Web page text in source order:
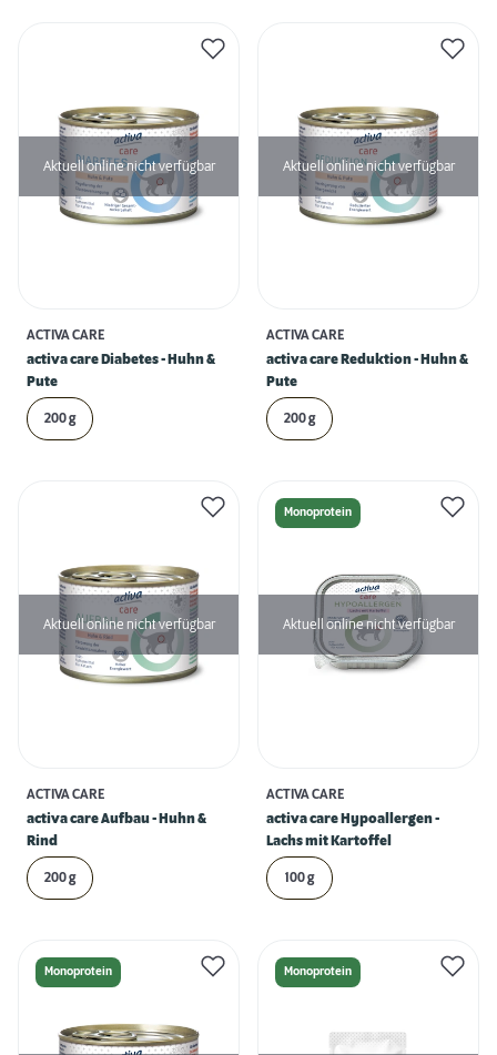
Aktuell online nicht verfügbar
ACTIVA CARE
activa care Diabetes - Huhn &
Pute
200 g
Aktuell online nicht verfügbar
ACTIVA CARE
activa care Reduktion - Huhn &
Pute
200 g
Aktuell online nicht verfügbar
ACTIVA CARE
activa care Aufbau - Huhn &
Rind
200 g
Monoprotein
Aktuell online nicht verfügbar
ACTIVA CARE
activa care Hypoallergen -
Lachs mit Kartoffel
100 g
Monoprotein Monoprotein